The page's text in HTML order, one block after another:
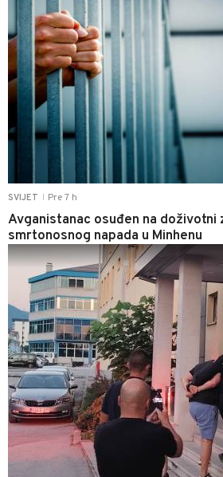
SVIJET Pre 7 h
Avganistanac osuđen na doživotni
smrtonosnog napada u Minhenu